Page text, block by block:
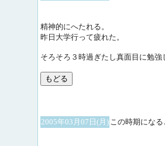
精神的にへたれる。
昨日大学行って疲れた。
そろそろ３時過ぎたし真面目に勉
2005年03月07日(月) この時期になる